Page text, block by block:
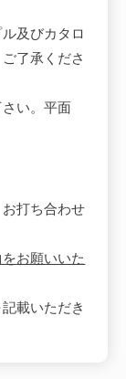
及びカタロ
了承くださ
い。平面
打ち合わせ
お願いいた
載いただき